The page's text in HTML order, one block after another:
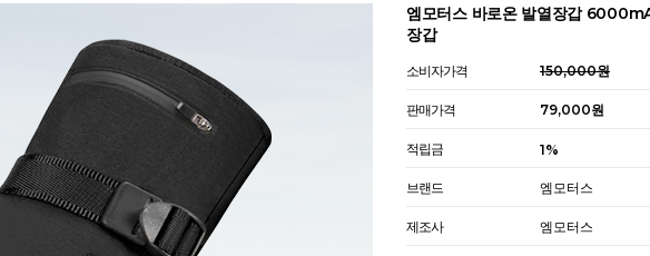
엠모터스 바로온 발열장갑
장갑
소비자가격 150,000원
판매가격 79,000원
적립금 1%
브랜드 엠모터스
제조사 엠모터스